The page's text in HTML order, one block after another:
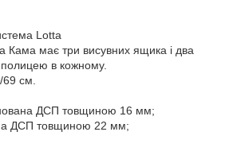
Lotta
Кама має три висувних ящика і два
полицею в кожному.
см.
ДСП товщиною 16 мм;
ДСП товщиною 22 мм;